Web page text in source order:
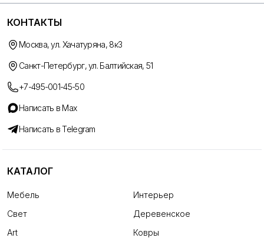
КОНТАКТЫ
Москва, ул. Хачатуряна, 8к3
Санкт-Петербург, ул. Балтийская, 51
+7-495-001-45-50
Написать в Max
Написать в Telegram
КАТАЛОГ
Мебель
Интерьер
Свет
Деревенское
Art
Ковры